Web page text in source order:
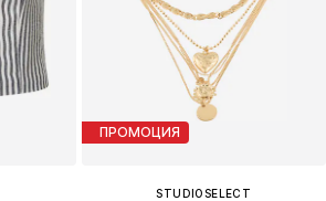
ПРОМОЦИЯ
STUDIOSELECT